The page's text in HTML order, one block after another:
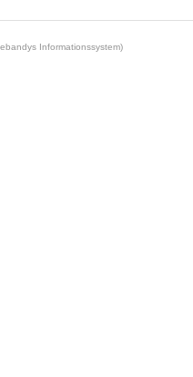
Informationssystem)